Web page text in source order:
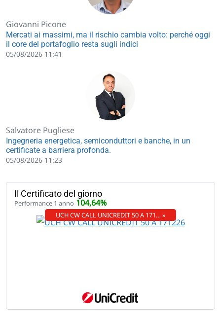
Giovanni Picone
Mercati ai massimi, ma il rischio cambia volto: perché oggi
il core del portafoglio resta sugli indici
05/08/2026 11:41
Salvatore Pugliese
Ingegneria energetica, semiconduttori e banche, in un
certificate a barriera profonda.
05/08/2026 11:23
Il Certificato del giorno
Performance 1 anno 104,64%
UCH CW CALL UNICREDIT 50 A 171… »